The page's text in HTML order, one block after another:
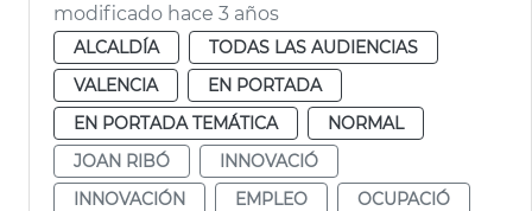
modificado hace 3 años
ALCALDÍA
TODAS LAS AUDIENCIAS
VALENCIA
EN PORTADA
EN PORTADA TEMÁTICA
NORMAL
JOAN RIBÓ
INNOVACIÓ
INNOVACIÓN
EMPLEO
OCUPACIÓ